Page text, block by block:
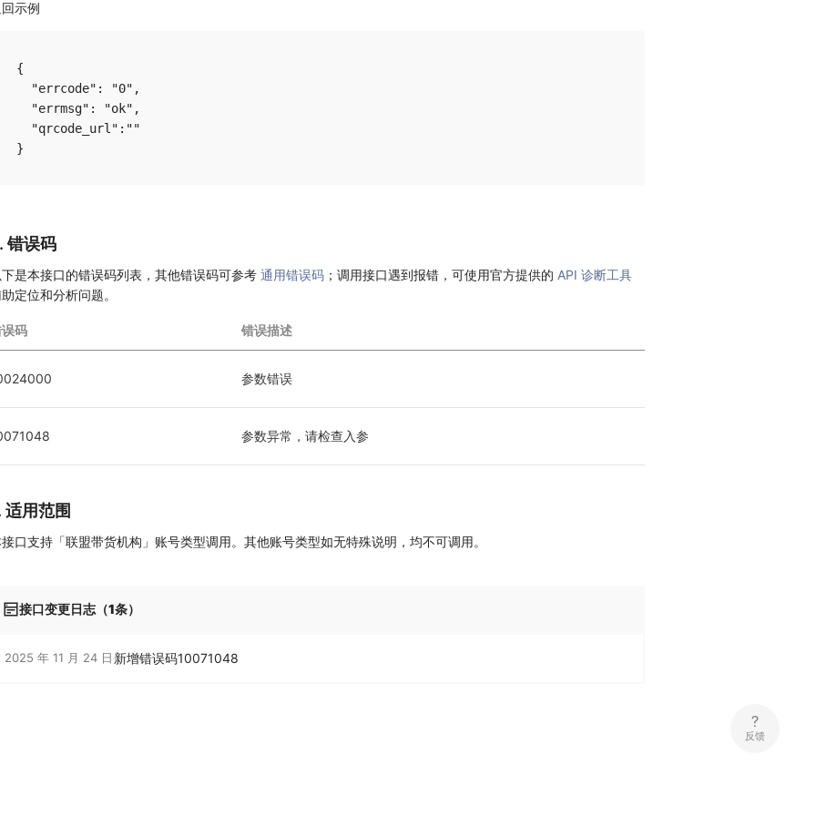
示例
{
  "errcode": "0",
  "errmsg": "ok",
  "qrcode_url":""
错误码
是本接口的错误码列表，其他错误码可参考 通用错误码 ；调用接口遇到报错，可使用官方提供的 API 诊断工具
定位和分析问题。
码 错误描述
参数错误
参数异常，请检查入参
适用范围
口支持「联盟带货机构」账号类型调用。其他账号类型如无特殊说明，均不可调用。
接口变更日志（1条）
2025 年 11 月 24 日 新增错误码10071048
反馈